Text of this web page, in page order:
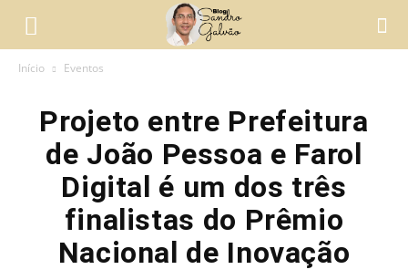
Início Eventos
Projeto entre Prefeitura
de João Pessoa e Farol
Digital é um dos três
finalistas do Prêmio
Nacional de Inovação